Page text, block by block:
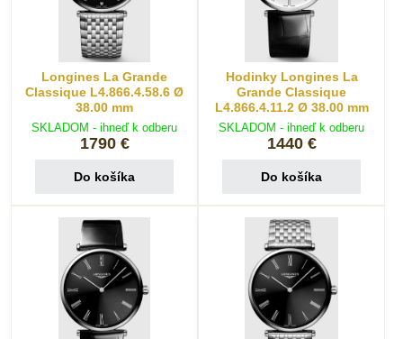
Longines La Grande
Classique L4.866.4.58.6 Ø
38.00 mm
SKLADOM - ihneď k odberu
1790 €
Do košíka
Hodinky Longines La
Grande Classique
L4.866.4.11.2 Ø 38.00 mm
SKLADOM - ihneď k odberu
1440 €
Do košíka